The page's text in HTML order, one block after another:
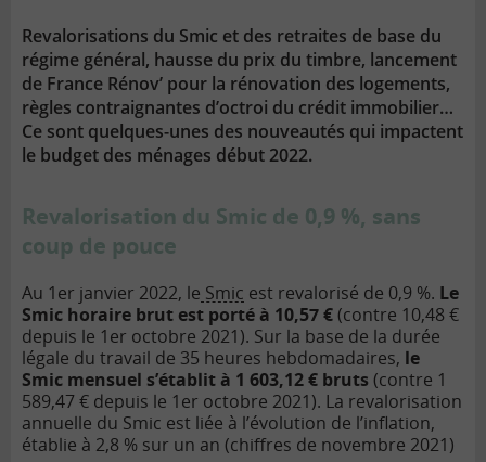
Revalorisations du Smic et des retraites de base du
régime général, hausse du prix du timbre, lancement
de France Rénov’ pour la rénovation des logements,
règles contraignantes d’octroi du crédit immobilier…
Ce sont quelques-unes des nouveautés qui impactent
le budget des ménages début 2022.
Revalorisation du Smic de 0,9 %, sans
coup de pouce
Au 1er janvier 2022, le Smic est revalorisé de 0,9 %. Le
Smic horaire brut est porté à 10,57 €(contre 10,48 €
depuis le 1er octobre 2021). Sur la base de la durée
légale du travail de 35 heures hebdomadaires, le
Smic mensuel s’établit à 1 603,12 € bruts (contre 1
589,47 € depuis le 1er octobre 2021). La revalorisation
annuelle du Smic est liée à l’évolution de l’inflation,
établie à 2,8 % sur un an (chiffres de novembre 2021)